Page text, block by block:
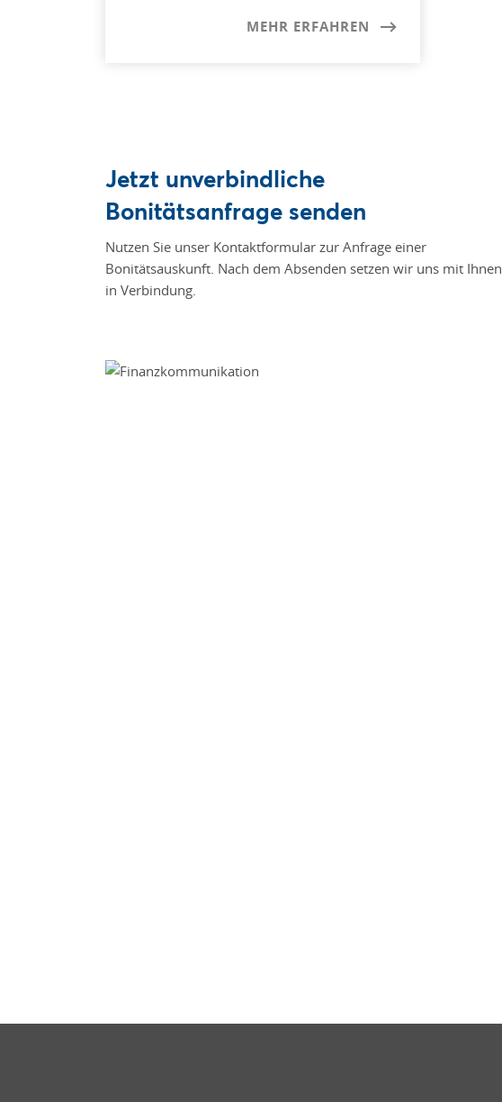
MEHR ERFAHREN
Jetzt unverbindliche
Bonitätsanfrage senden
Nutzen Sie unser Kontaktformular zur Anfrage einer
Bonitätsauskunft. Nach dem Absenden setzen wir uns mit Ihnen
in Verbindung.